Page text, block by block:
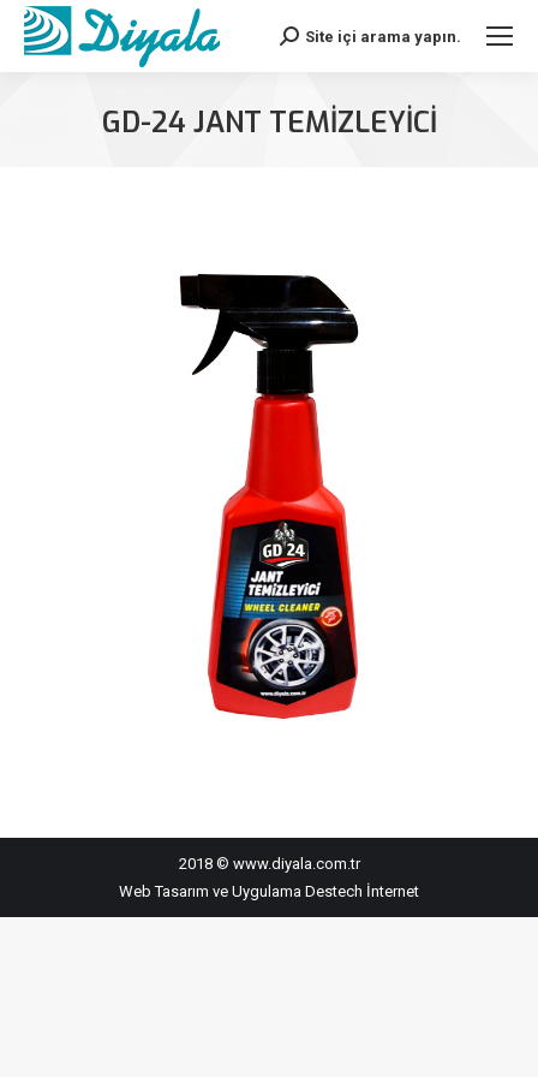
Search:Site içi arama yapın.
GD-24 JANT TEMIZLEYICI
2018 © www.diyala.com.tr
Web Tasarım ve Uygulama Destech İnternet